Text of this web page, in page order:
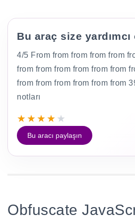
Bu araç size
4/5 From from from from from
from from from from from from
from from from from from from
notları
★★★★ ★
Bu aracı paylaşın
Obfuscate